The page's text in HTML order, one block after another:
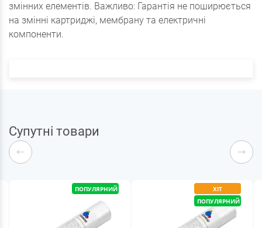
змінних елементів. Важливо: Гарантія не поширюється
на змінні картриджі, мембрану та електричні
компоненти.
Супутні товари
ПОПУЛЯРНИЙ
ХІТ
ПОПУЛЯРНИЙ